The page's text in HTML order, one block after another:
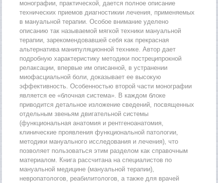
монографии, практической, дается полное описание
технических приемов диагностикии лечения, применяемых
в мануальной терапии. Особое внимание уделено
описанию так называемой мягкой техники мануальной
терапии, зарекомендовавшей себя как прекрасная
альтернатива манипуляционной технике. Автор дает
подробную характеристику методики постреципрокной
релаксации, впервые им описанной, в устранении
миофасциальной боли, доказывает ее высокую
эффективность. Особенностью второй части монографии
является ее «блочная система». В каждом блоке
приводится детальное изложение сведений, посвященных
отдельным звеньям двигательной системы
(функциональная анатомия и рентгеноанатомия,
клинические проявления функциональной патологии,
методики мануального исследования и лечения), что
позволяет пользоваться этим разделом как справочным
материалом. Книга рассчитана на специалистов по
мануальной медицине (мануальной терапии),
невропатологов, реабилитологов, а также для врачей